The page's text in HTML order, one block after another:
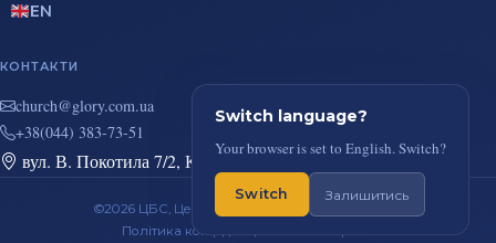
EN
КОНТАКТИ
au.moc.yrolg@hcruhc
+38(044) 383-73-51
вул. В. Покотила 7/2, Київ
©2026 ЦБС, Церква Повного Євангелія, м. Київ
Політика конфіденційності
Switch language?
Your browser is set to English. Switch?
Switch Залишитись